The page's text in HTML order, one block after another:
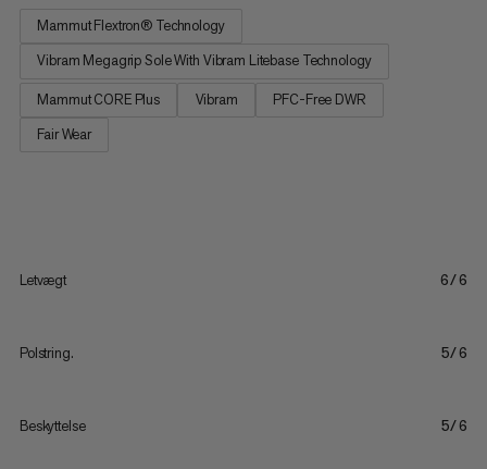
Mammut Flextron® Technology
Vibram Megagrip Sole With Vibram Litebase Technology
Mammut CORE Plus Vibram
PFC-Free DWR
Fair Wear
Letvægt 6/6
Polstring. 5/6
Beskyttelse 5/6